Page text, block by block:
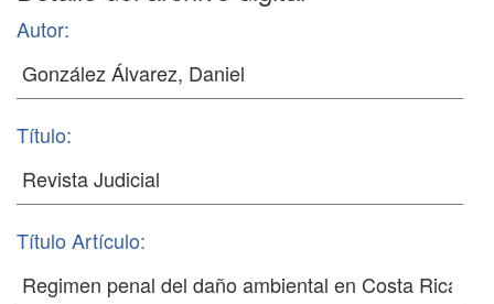
Autor:
Título:
Título Artículo: